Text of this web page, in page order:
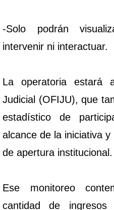
-Solo podrán
intervenir ni interactuar.
La operatoria estará
Judicial (OFIJU), que
estadístico de
alcance de la iniciativa
de apertura institucional.
Ese monitoreo
cantidad de